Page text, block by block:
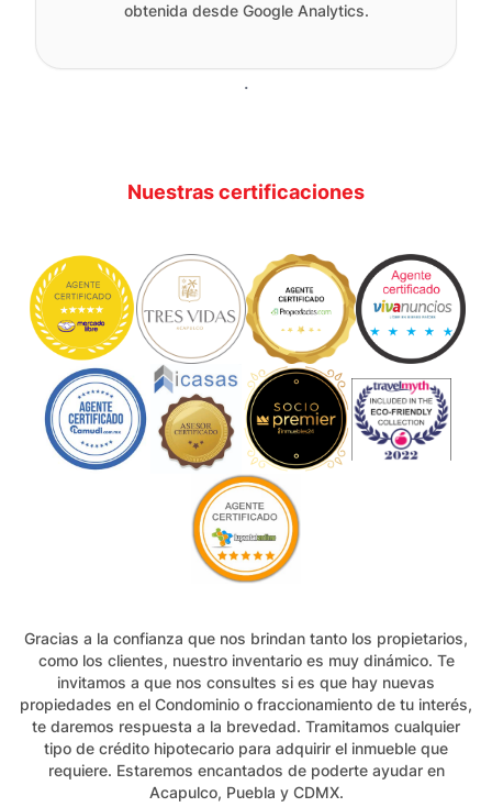
obtenida desde Google Analytics.
.
Nuestras certificaciones
Gracias a la confianza que nos brindan tanto los propietarios,
como los clientes, nuestro inventario es muy dinámico. Te
invitamos a que nos consultes si es que hay nuevas
propiedades en el Condominio o fraccionamiento de tu interés,
te daremos respuesta a la brevedad. Tramitamos cualquier
tipo de crédito hipotecario para adquirir el inmueble que
requiere. Estaremos encantados de poderte ayudar en
Acapulco, Puebla y CDMX.